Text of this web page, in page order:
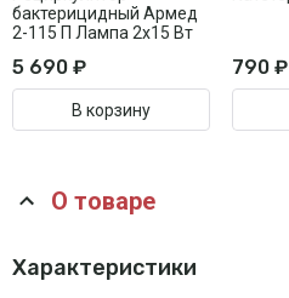
бактерицидный Армед
2-115 П Лампа 2х15 Вт
5 690 ₽
В корзину
790 ₽
О товаре
Характеристики